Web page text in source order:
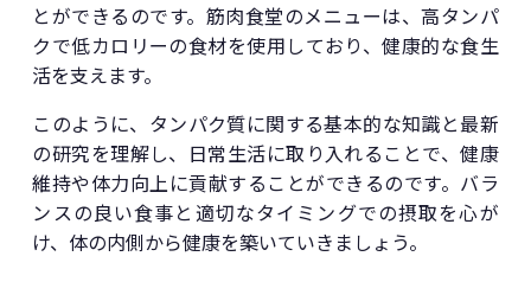
とができるのです。筋肉食堂のメニューは、高タンパ
クで低カロリーの食材を使用しており、健康的な食生
活を支えます。
このように、タンパク質に関する基本的な知識と最新
の研究を理解し、日常生活に取り入れることで、健康
維持や体力向上に貢献することができるのです。バラ
ンスの良い食事と適切なタイミングでの摂取を心が
け、体の内側から健康を築いていきましょう。